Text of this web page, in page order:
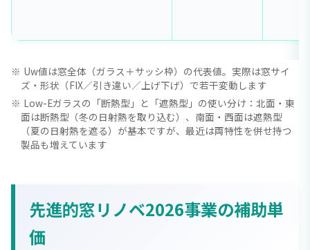
Uw値は窓全体（ガラス＋サッシ枠）の代表値。実際は窓サイ
ズ・形状（FIX／引き違い／上げ下げ）で若干変動します
Low-Eガラスの「断熱型」と「遮熱型」の使い分け：北面・東
面は断熱型（冬の日射熱を取り込む）、南面・西面は遮熱型
（夏の日射熱を遮る）が基本ですが、最近は両特性を併せ持つ
製品も増えています
先進的窓リノベ2026事業の補助単
価